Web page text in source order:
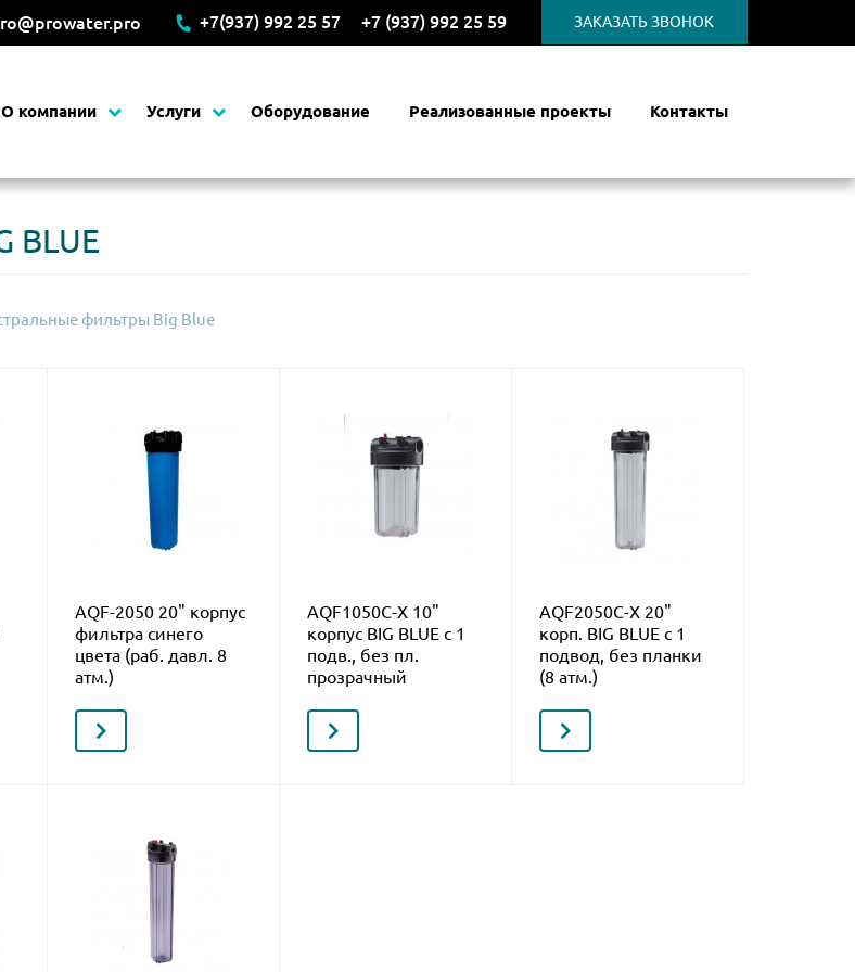
+7(937) 992 25 57 +7 (937) 992 25 59 ЗАКАЗАТЬ ЗВОНОК
О компании Услуги Оборудование Реализованные проекты Контакты
фильтры Big Blue
AQF-2050 20" корпус
фильтра синего
цвета (раб. давл. 8
атм.)
AQF1050C-Х 10"
корпус BIG BLUE c 1
подв., без пл.
прозрачный
AQF2050С-Х 20"
корп. BIG BLUE c 1
подвод, без планки
(8 атм.)